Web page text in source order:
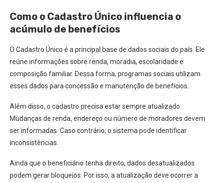
Como o Cadastro Único influencia o
acúmulo de benefícios
O Cadastro Único é a principal base de dados sociais do país. Ele
reúne informações sobre renda, moradia, escolaridade e
composição familiar. Dessa forma, programas sociais utilizam
esses dados para concessão e manutenção de benefícios.
Além disso, o cadastro precisa estar sempre atualizado.
Mudanças de renda, endereço ou número de moradores devem
ser informadas. Caso contrário, o sistema pode identificar
inconsistências.
Ainda que o beneficiário tenha direito, dados desatualizados
podem gerar bloqueios. Por isso, a atualização deve ocorrer a